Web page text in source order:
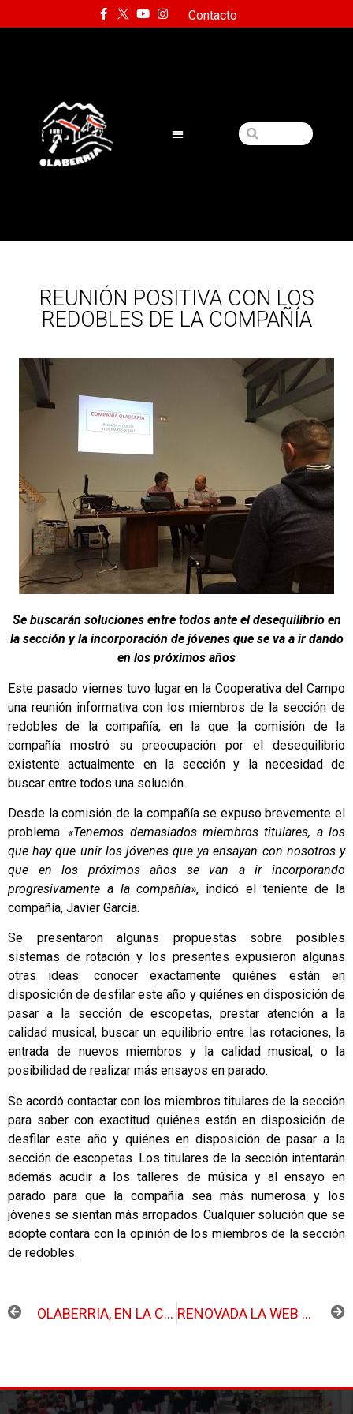
Contacto
REUNIÓN POSITIVA CON LOS
REDOBLES DE LA COMPAÑÍA
Se buscarán soluciones entre todos ante el desequilibrio en
la sección y la incorporación de jóvenes que se va a ir dando
en los próximos años
Este pasado viernes tuvo lugar en la Cooperativa del Campo
una reunión informativa con los miembros de la sección de
redobles de la compañía, en la que la comisión de la
compañía mostró su preocupación por el desequilibrio
existente actualmente en la sección y la necesidad de
buscar entre todos una solución.
Desde la comisión de la compañía se expuso brevemente el
problema.«Tenemos demasiados miembros titulares, a los
que hay que unir los jóvenes que ya ensayan con nosotros y
que en los próximos años se van a ir incorporando
progresivamente a la compañía», indicó el teniente de la
compañía, Javier García.
Se presentaron algunas propuestas sobre posibles
sistemas de rotación y los presentes expusieron algunas
otras ideas: conocer exactamente quiénes están en
disposición de desfilar este año y quiénes en disposición de
pasar a la sección de escopetas, prestar atención a la
calidad musical, buscar un equilibrio entre las rotaciones, la
entrada de nuevos miembros y la calidad musical, o la
posibilidad de realizar más ensayos en parado.
Se acordó contactar con los miembros titulares de la sección
para saber con exactitud quiénes están en disposición de
desfilar este año y quiénes en disposición de pasar a la
sección de escopetas. Los titulares de la sección intentarán
además acudir a los talleres de música y al ensayo en
parado para que la compañía sea más numerosa y los
jóvenes se sientan más arropados. Cualquier solución que se
adopte contará con la opinión de los miembros de la sección
de redobles.
OLABERRIA, EN LA COMIDA ANUAL ENTRE AMBOS ALARDES RENOVADA LA WEB DE LA COMPAÑÍA OLABERRIA